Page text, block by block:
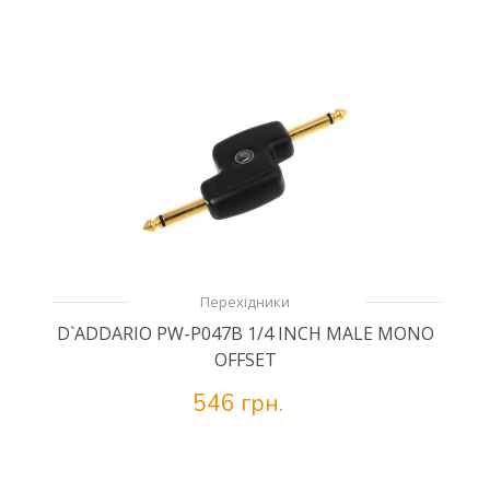
Перехідники
D`ADDARIO PW-P047B 1/4 INCH MALE MONO
OFFSET
546 грн.